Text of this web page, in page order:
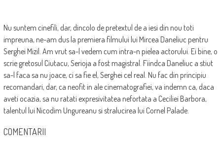
Nu suntem cinefili, dar, dincolo de pretextul de a iesi din nou toti
impreuna, ne-am dus la premiera filmului lui Mircea Daneliuc pentru
Serghei Mizil. Am vrut sa-l vedem cum intra-n pielea actorului. Ei bine, o
scrie gretosul Ciutacu, Serioja a fost magistral. Fiindca Daneliuc a stiut
sa-l faca sa nu joace, ci sa fie el, Serghei cel real. Nu fac din principiu
recomandari, dar, ca neofit in ale cinematografiei, va indemn ca, daca
aveti ocazia, sa nu ratati expresivitatea nefortata a Ceciliei Barbora,
talentul lui Nicodim Ungureanu si stralucirea lui Cornel Palade.
COMENTARII